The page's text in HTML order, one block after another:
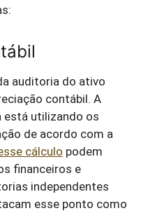
auditoria do ativo
contábil. A
está utilizando os
de acordo com a
cálculo podem
financeiros e
independentes
esse ponto como